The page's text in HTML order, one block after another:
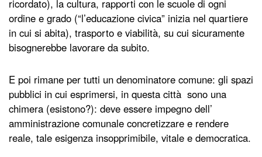
ricordato), la cultura, rapporti con le scuole di ogni
ordine e grado (“l’educazione civica” inizia nel quartiere
in cui si abita), trasporto e viabilità, su cui sicuramente
bisognerebbe lavorare da subito.
E poi rimane per tutti un denominatore comune: gli spazi
pubblici in cui esprimersi, in questa città sono una
chimera (esistono?): deve essere impegno dell’
amministrazione comunale concretizzare e rendere
reale, tale esigenza insopprimibile, vitale e democratica.